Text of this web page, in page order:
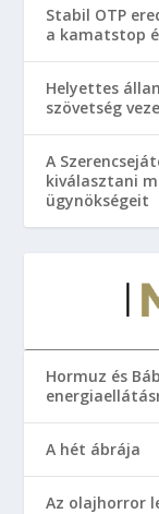
Stabil OTP
a kamatstop
Helyettes
szövetség
A
kiválasztani
ügynökségeit
Hormuz és
A hét ábrája
Az olajhorror